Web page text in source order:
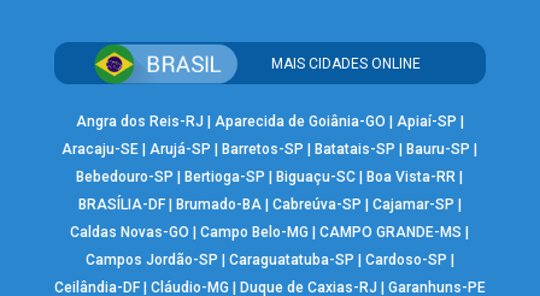
MAIS CIDADES ONLINE
Angra dos Reis-RJ Aparecida de Goiânia-GO Apiaí-SP
Aracaju-SE |Arujá-SP Barretos-SP Batatais-SP Bauru-SP
Bebedouro-SP
Bertioga-SP Biguaçu-SC Boa Vista-RR
BRASÍLIA-DF| Brumado-BA| Cabreúva-SP Cajamar-SP
Caldas Novas-GO
|Campo Belo-MG |CAMPO GRANDE-MS
Campos Jordão-SP
Caraguatatuba-SP Cardoso-SP
Ceilândia-DF| Cláudio-MG Duque de Caxias-RJ
Garanhuns-PE